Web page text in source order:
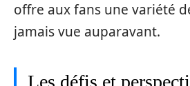
offre aux fans une variété
jamais vue auparavant.
Les défis et